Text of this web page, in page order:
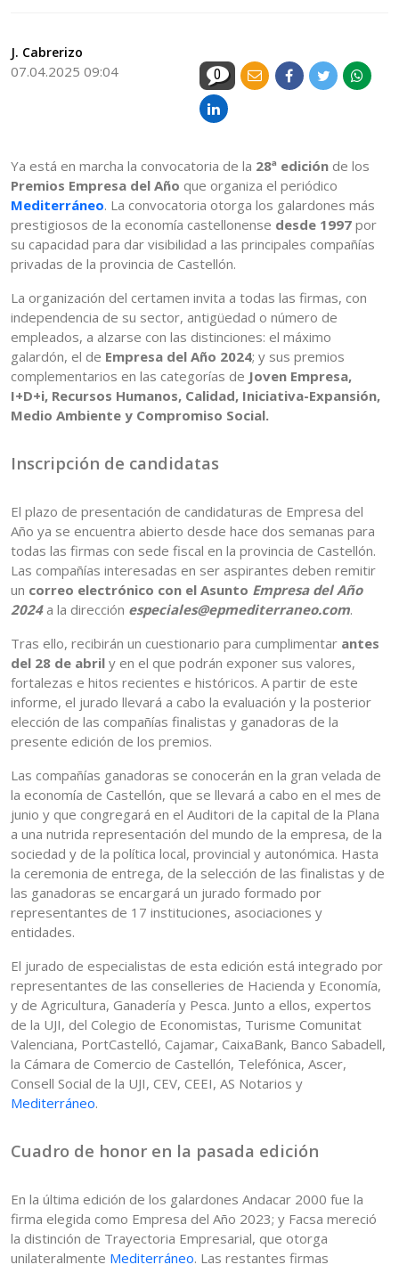
J. Cabrerizo
07.04.2025 09:04 0
Ya está en marcha la convocatoria de la 28ª edición de los
Premios Empresa del Año que organiza el periódico
Mediterráneo. La convocatoria otorga los galardones más
prestigiosos de la economía castellonense desde 1997 por
su capacidad para dar visibilidad a las principales compañías
privadas de la provincia de Castellón.
La organización del certamen invita a todas las firmas, con
independencia de su sector, antigüedad o número de
empleados, a alzarse con las distinciones: el máximo
galardón, el de Empresa del Año 2024; y sus premios
complementarios en las categorías de Joven Empresa,
I+D+i, Recursos Humanos, Calidad, Iniciativa-Expansión,
Medio Ambiente y Compromiso Social.
Inscripción de candidatas
El plazo de presentación de candidaturas de Empresa del
Año ya se encuentra abierto desde hace dos semanas para
todas las firmas con sede fiscal en la provincia de Castellón.
Las compañías interesadas en ser aspirantes deben remitir
un correo electrónico con el Asunto Empresa del Año
2024a la dirección especiales@epmediterraneo.com.
Tras ello, recibirán un cuestionario para cumplimentar antes
del 28 de abril y en el que podrán exponer sus valores,
fortalezas e hitos recientes e históricos. A partir de este
informe, el jurado llevará a cabo la evaluación y la posterior
elección de las compañías finalistas y ganadoras de la
presente edición de los premios.
Las compañías ganadoras se conocerán en la gran velada de
la economía de Castellón, que se llevará a cabo en el mes de
junio y que congregará en el Auditori de la capital de la Plana
a una nutrida representación del mundo de la empresa, de la
sociedad y de la política local, provincial y autonómica. Hasta
la ceremonia de entrega, de la selección de las finalistas y de
las ganadoras se encargará un jurado formado por
representantes de 17 instituciones, asociaciones y
entidades.
El jurado de especialistas de esta edición está integrado por
representantes de las conselleries de Hacienda y Economía,
y de Agricultura, Ganadería y Pesca. Junto a ellos, expertos
de la UJI, del Colegio de Economistas, Turisme Comunitat
Valenciana, PortCastelló, Cajamar, CaixaBank, Banco Sabadell,
la Cámara de Comercio de Castellón, Telefónica, Ascer,
Consell Social de la UJI, CEV, CEEI, AS Notarios y
Mediterráneo.
Cuadro de honor en la pasada edición
En la última edición de los galardones Andacar 2000 fue la
firma elegida como Empresa del Año 2023; y Facsa mereció
la distinción de Trayectoria Empresarial, que otorga
unilateralmente Mediterráneo. Las restantes firmas